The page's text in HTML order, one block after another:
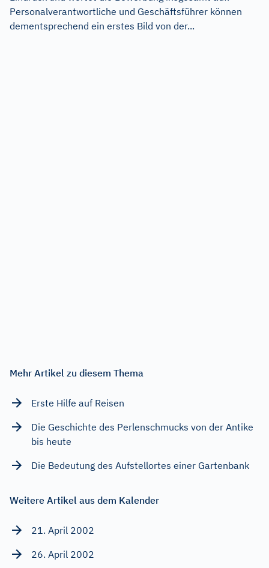
Personalverantwortliche und Geschäftsführer können
dementsprechend ein erstes Bild von der...
Mehr Artikel zu diesem Thema
Erste Hilfe auf Reisen
Die Geschichte des Perlenschmucks von der Antike
bis heute
Die Bedeutung des Aufstellortes einer Gartenbank
Weitere Artikel aus dem Kalender
21. April 2002
26. April 2002